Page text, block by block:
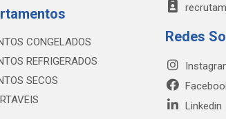
CONGELADOS
REFRIGERADOS
SECOS
Redes
Linkedin